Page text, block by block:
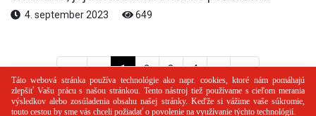
4. september 2023 649
<< < 1 2 3 4 > >>